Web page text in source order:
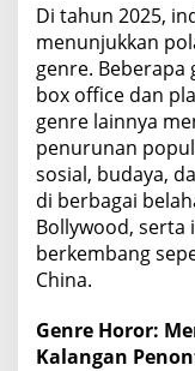
Di tahun 2025,
menunjukkan
genre.
box office dan
genre lainnya
penurunan
sosial, budaya,
di berbagai
Bollywood, serta
berkembang
China.
Genre Horor:
Kalangan